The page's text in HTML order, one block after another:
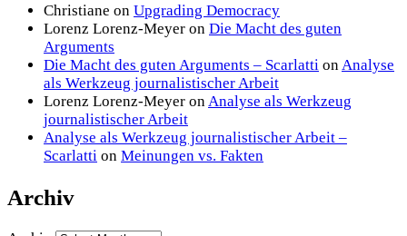
Christiane on Upgrading Democracy
Lorenz Lorenz-Meyer on Die Macht des guten
Arguments
Die Macht des guten Arguments – Scarlatti onAnalyse
als Werkzeug journalistischer Arbeit
Lorenz Lorenz-Meyer onAnalyse als Werkzeug
journalistischer Arbeit
Analyse als Werkzeug journalistischer Arbeit –
Scarlatti on Meinungen vs. Fakten
Archiv